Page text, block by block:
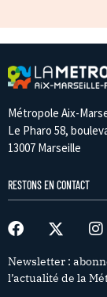
Métropole Aix-
Le Pharo 58,
13007 Marseille
RESTONS EN CONTACT
Newsletter :
l’actualité de la